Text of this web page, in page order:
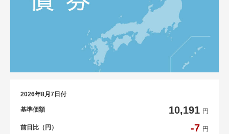
2026年8月7日付
基準価額 10,191 円
前日比（円） -7 円